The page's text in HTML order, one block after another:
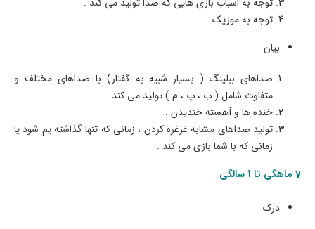
توجه به موزیک .
بیان
صداهای ببلینگ ( بسیار شبیه به گفتار) با صداهای مختلف و
متفاوت شامل ( ب ، پ ، م ) تولید می کند .
خنده ها و آهسته خندیدن .
تولید صداهای مشابه غرغره کردن ، زمانی که تنها گذاشته یم شود یا
زمانی که با شما بازی می کند .
7 ماهگی تا 1 سالگی
درک